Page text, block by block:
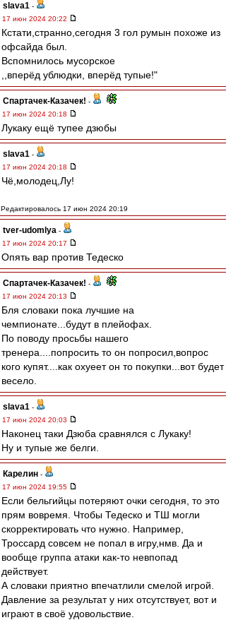
slava1 -
17 июн 2024 20:22
Кстати,странно,сегодня 3 гол румын похоже из
офсайда был.
Вспомнилось мусорское
,,вперёд ублюдки, вперёд тупые!"
Спартачек-Казачек! -
17 июн 2024 20:18
Лукаку ещё тупее дзюбы
slava1 -
17 июн 2024 20:18
Чё,молодец,Лу!
Редактировалось 17 июн 2024 20:19
tver-udomlya -
17 июн 2024 20:17
Опять вар против Тедеско
Спартачек-Казачек! -
17 июн 2024 20:13
Бля словаки пока лучшие на
чемпионате...будут в плейофах.
По поводу просьбы нашего
тренера....попросить то он попросил,вопрос
кого купят....как охуеет он то покупки...вот будет
весело.
slava1 -
17 июн 2024 20:03
Наконец таки Дзюба сравнялся с Лукаку!
Ну и тупые же белги.
Карелин -
17 июн 2024 19:55
Если бельгийцы потеряют очки сегодня, то это
прям вовремя. Чтобы Тедеско и ТШ могли
скорректировать что нужно. Например,
Троссард совсем не попал в игру,нмв. Да и
вообще группа атаки как-то невпопад
действует.
А словаки приятно впечатлили смелой игрой.
Давление за результат у них отсутствует, вот и
играют в своё удовольствие.